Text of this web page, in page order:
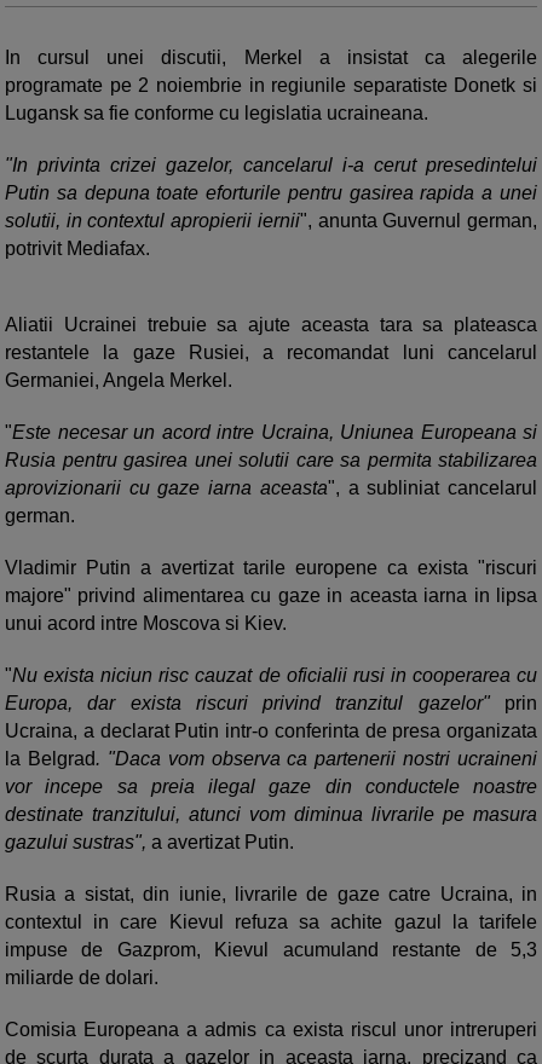
In cursul unei discutii, Merkel a insistat ca alegerile
programate pe 2 noiembrie in regiunile separatiste Donetk si
Lugansk sa fie conforme cu legislatia ucraineana.
"In privinta crizei gazelor, cancelarul i-a cerut presedintelui
Putin sa depuna toate eforturile pentru gasirea rapida a unei
solutii, in contextul apropierii iernii", anunta Guvernul german,
potrivit Mediafax.
Aliatii Ucrainei trebuie sa ajute aceasta tara sa plateasca
restantele la gaze Rusiei, a recomandat luni cancelarul
Germaniei, Angela Merkel.
"Este necesar un acord intre Ucraina, Uniunea Europeana si
Rusia pentru gasirea unei solutii care sa permita stabilizarea
aprovizionarii cu gaze iarna aceasta", a subliniat cancelarul
german.
Vladimir Putin a avertizat tarile europene ca exista "riscuri
majore" privind alimentarea cu gaze in aceasta iarna in lipsa
unui acord intre Moscova si Kiev.
"Nu exista niciun risc cauzat de oficialii rusi in cooperarea cu
Europa, dar exista riscuri privind tranzitul gazelor" prin
Ucraina, a declarat Putin intr-o conferinta de presa organizata
la Belgrad. "Daca vom observa ca partenerii nostri ucraineni
vor incepe sa preia ilegal gaze din conductele noastre
destinate tranzitului, atunci vom diminua livrarile pe masura
gazului sustras", a avertizat Putin.
Rusia a sistat, din iunie, livrarile de gaze catre Ucraina, in
contextul in care Kievul refuza sa achite gazul la tarifele
impuse de Gazprom, Kievul acumuland restante de 5,3
miliarde de dolari.
Comisia Europeana a admis ca exista riscul unor intreruperi
de scurta durata a gazelor in aceasta iarna, precizand ca